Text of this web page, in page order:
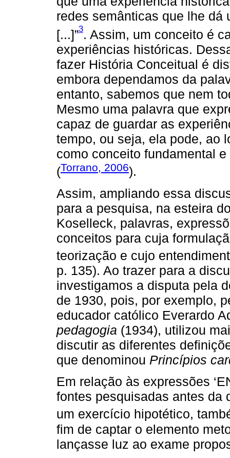
redes semânticas que lhe dá
[...]”3. Assim, um conceito é
experiências históricas.
fazer História Conceitual é
embora dependamos da
entanto, sabemos que nem
Mesmo uma palavra que
capaz de guardar as
tempo, ou seja, ela pode, ao
como conceito fundamental
(Torrano, 2006).
Assim, ampliando essa
para a pesquisa, na esteira
Koselleck, palavras,
conceitos para cuja
teorização e cujo
p. 135). Ao trazer para a
investigamos a disputa pela
de 1930, pois, por exemplo,
educador católico Everardo
pedagogia (1934), utilizou
discutir as diferentes
que denominou Princípios
Em relação às expressões
fontes pesquisadas antes da
um exercício hipotético,
fim de captar o elemento
lançasse luz ao exame